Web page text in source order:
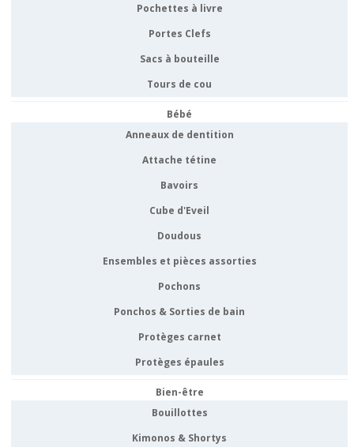
Pochettes à livre
Portes Clefs
Sacs à bouteille
Tours de cou
Bébé
Anneaux de dentition
Attache tétine
Bavoirs
Cube d'Eveil
Doudous
Ensembles et pièces assorties
Pochons
Ponchos & Sorties de bain
Protèges carnet
Protèges épaules
Bien-être
Bouillottes
Kimonos & Shortys